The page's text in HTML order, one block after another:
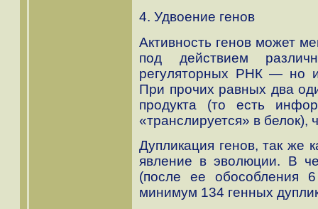
4. Удвоение генов
Активность генов может
под действием
регуляторных РНК — но и
При прочих равных два
продукта (то есть
«транслируется» в белок),
Дупликация генов, так же
явление в эволюции. В
(после ее обособления
минимум 134 генных